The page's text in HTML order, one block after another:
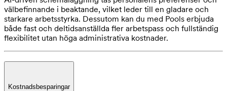
välbefinnande i beaktande, vilket leder till en gladare och
starkare arbetsstyrka. Dessutom kan du med Pools erbjuda
både fast och deltidsanställda fler arbetspass och fullständig
flexibilitet utan höga administrativa kostnader.
Kostnadsbesparingar